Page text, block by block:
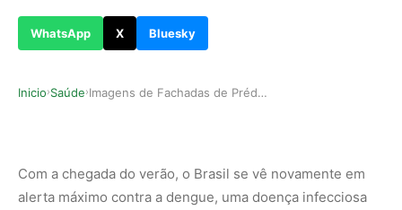
WhatsApp X Bluesky
Inicio›Saúde› Imagens de Fachadas de Prédios Ajudam a Monitor…
Com a chegada do verão, o Brasil se vê novamente em
alerta máximo contra a dengue, uma doença infecciosa